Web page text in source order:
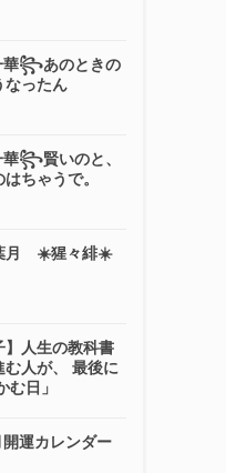
꧂あのときの
なったん
꧂賢いのと、
ちゃうで。
月 ☀️猩々緋☀️
】人生の教科書
む人が、 最後に
む日」
運カレンダー